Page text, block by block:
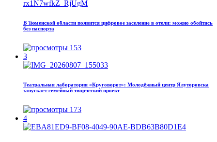
В Тюменской области появится цифровое заселение в отели: можно обойтись
без паспорта
153
3
Театральная лаборатория «Круговорот»: Молодёжный центр Ялуторовска
запускает семейный творческий проект
173
4